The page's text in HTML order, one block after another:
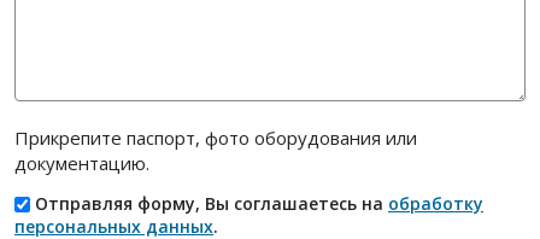
Прикрепите паспорт, фото оборудования или
документацию.
Отправляя форму, Вы соглашаетесь на обработку
персональных данных.